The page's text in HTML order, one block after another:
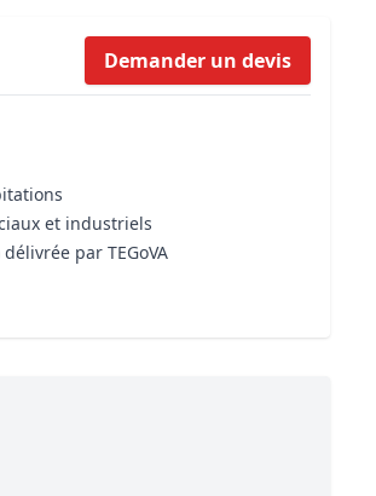
Formation règles d’urbanisme
Demander un devis
et industriels
par TEGoVA